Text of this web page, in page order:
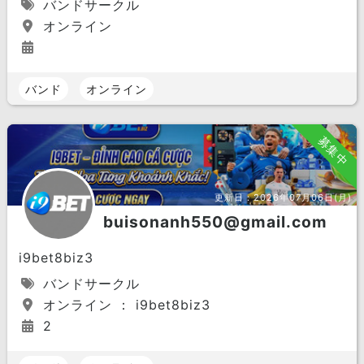
バンドサークル
オンライン
バンド オンライン
募集中
更新日：2026年07月06日(月)
buisonanh550@gmail.com
i9bet8biz3
バンドサークル
オンライン ： i9bet8biz3
2